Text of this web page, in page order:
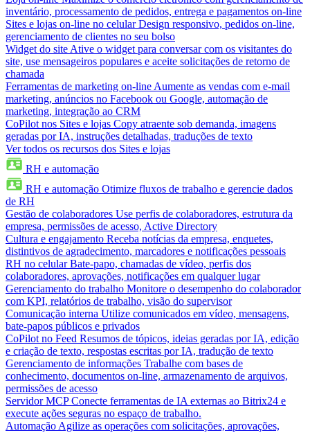
inventário, processamento de pedidos, entrega e pagamentos on-line
Sites e lojas on-line no celular Design responsivo, pedidos on-line,
gerenciamento de clientes no seu bolso
Widget do site Ative o widget para conversar com os visitantes do
site, use mensageiros populares e aceite solicitações de retorno de
chamada
Ferramentas de marketing on-line Aumente as vendas com e-mail
marketing, anúncios no Facebook ou Google, automação de
marketing, integração ao CRM
CoPilot nos Sites e lojas Copy atraente sob demanda, imagens
geradas por IA, instruções detalhadas, traduções de texto
Ver todos os recursos dos Sites e lojas
RH e automação
RH e automação Otimize fluxos de trabalho e gerencie dados
de RH
Gestão de colaboradores Use perfis de colaboradores, estrutura da
empresa, permissões de acesso, Active Directory
Cultura e engajamento Receba notícias da empresa, enquetes,
distintivos de agradecimento, marcadores e notificações pessoais
RH no celular Bate-papo, chamadas de vídeo, perfis dos
colaboradores, aprovações, notificações em qualquer lugar
Gerenciamento do trabalho Monitore o desempenho do colaborador
com KPI, relatórios de trabalho, visão do supervisor
Comunicação interna Utilize comunicados em vídeo, mensagens,
bate-papos públicos e privados
CoPilot no Feed Resumos de tópicos, ideias geradas por IA, edição
e criação de texto, respostas escritas por IA, tradução de texto
Gerenciamento de informações Trabalhe com bases de
conhecimento, documentos on-line, armazenamento de arquivos,
permissões de acesso
Servidor MCP Conecte ferramentas de IA externas ao Bitrix24 e
execute ações seguras no espaço de trabalho.
Automação Agilize as operações com solicitações, aprovações,